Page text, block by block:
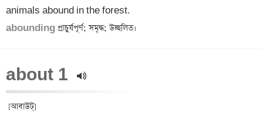
abounding
about 1